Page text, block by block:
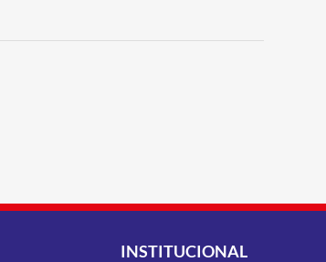
INSTITUCIONAL